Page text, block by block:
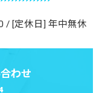
/ [定休日] 年中無休
わせ